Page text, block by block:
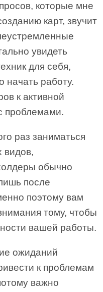
которые мне
карт, звучит
увидеть
для себя,
начать работу.
к активной
проблемами.
раз заниматься
видов,
обычно
после
поэтому вам
тому, чтобы
вашей работы.
ожиданий
к проблемам
важно